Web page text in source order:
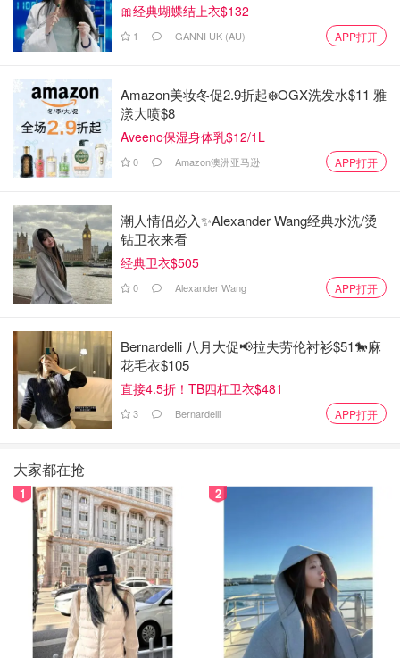
等这剧播完，格拉纳达肯定又火了。这个位于西班牙南部，
西班牙语中叫做“石榴”的城市，它有棕榈，有阳光，有大
本攻略，旅行计划做起来啦！
格拉纳达历史
格拉纳达是西班牙安达卢西亚自治区的省会，位于内华达山
脉和达罗河、赫尼尔河汇合处。既有山川，又有大海，城市
风貌多元，曾经是摩尔人的聚集地，著名的摩尔人皇宫阿尔
罕布拉宫就建在这里。城市融汇了穆斯林、犹太教、基督教
历史遗迹， 见证了多文化、多种族和多肤色最后的融合共
🎀经典蝴蝶结上衣$132
1 GANNI UK (AU) APP打开
Amazon美妆冬促2.9折起❄️OGX洗发水$11 雅
漾大喷$8
Aveeno保湿身体乳$12/1L
0 Amazon澳洲亚马逊 APP打开
潮人情侣必入✨Alexander Wang经典水洗/烫
钻卫衣来看
经典卫衣$505
0 Alexander Wang APP打开
Bernardelli 八月大促📢拉夫劳伦衬衫$51🐎麻
花毛衣$105
直接4.5折！TB四杠卫衣$481
3 Bernardelli APP打开
大家都在抢
1 2